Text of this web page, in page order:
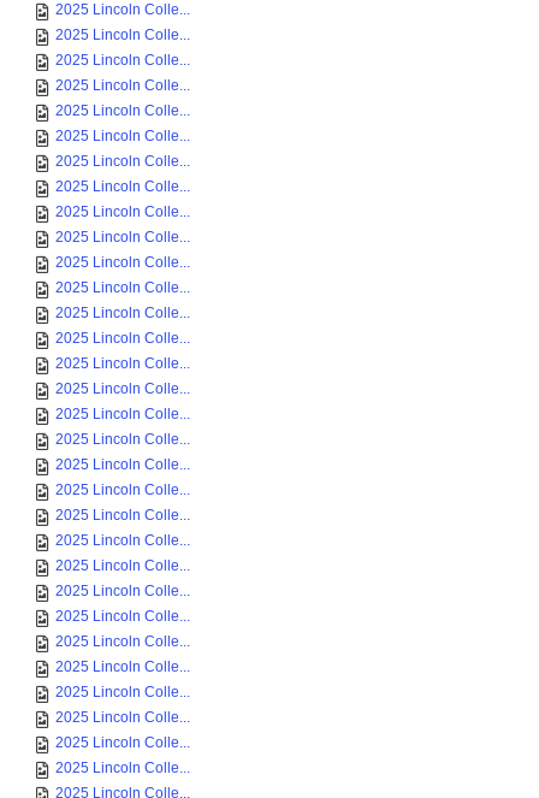
2025 Lincoln Colle...
2025 Lincoln Colle...
2025 Lincoln Colle...
2025 Lincoln Colle...
2025 Lincoln Colle...
2025 Lincoln Colle...
2025 Lincoln Colle...
2025 Lincoln Colle...
2025 Lincoln Colle...
2025 Lincoln Colle...
2025 Lincoln Colle...
2025 Lincoln Colle...
2025 Lincoln Colle...
2025 Lincoln Colle...
2025 Lincoln Colle...
2025 Lincoln Colle...
2025 Lincoln Colle...
2025 Lincoln Colle...
2025 Lincoln Colle...
2025 Lincoln Colle...
2025 Lincoln Colle...
2025 Lincoln Colle...
2025 Lincoln Colle...
2025 Lincoln Colle...
2025 Lincoln Colle...
2025 Lincoln Colle...
2025 Lincoln Colle...
2025 Lincoln Colle...
2025 Lincoln Colle...
2025 Lincoln Colle...
2025 Lincoln Colle...
2025 Lincoln Colle...